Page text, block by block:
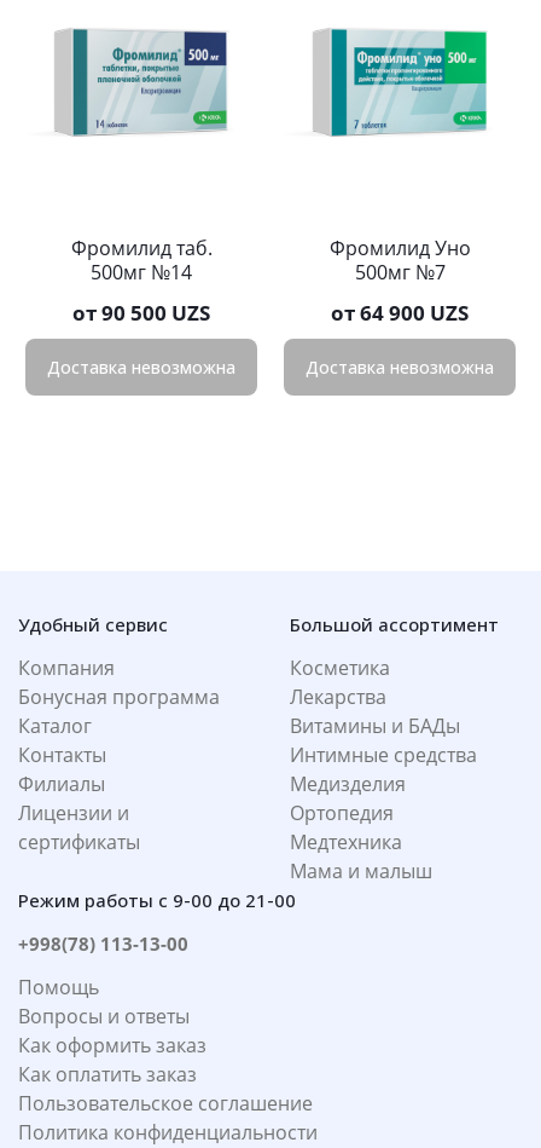
Фромилид таб.
500мг №14
от90 500 UZS
Доставка невозможна
Фромилид Уно
500мг №7
от64 900 UZS
Доставка невозможна
Удобный сервис
Компания
Бонусная программа
Каталог
Контакты
Филиалы
Лицензии и
сертификаты
Большой ассортимент
Косметика
Лекарства
Витамины и БАДы
Интимные средства
Медизделия
Ортопедия
Медтехника
Мама и малыш
Режим работы с 9-00 до 21-00
+998(78) 113-13-00
Помощь
Вопросы и ответы
Как оформить заказ
Как оплатить заказ
Пользовательское соглашение
Политика конфиденциальности